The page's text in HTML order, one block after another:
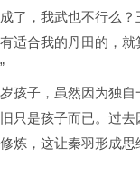
了，我武也不行么？
适合我的丹田的，
子，虽然因为独自
只是孩子而已。过
炼，这让秦羽形成